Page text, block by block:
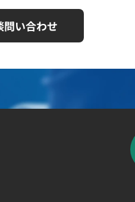
問い合わせ